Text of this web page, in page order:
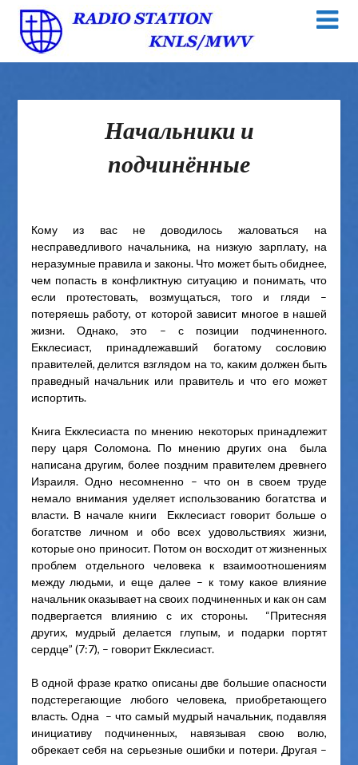
Начальники и
подчинённые
Кому из вас не доводилось жаловаться на
несправедливого начальника, на низкую зарплату, на
неразумные правила и законы. Что может быть обиднее,
чем попасть в конфликтную ситуацию и понимать, что
если протестовать, возмущаться, того и гляди –
потеряешь работу, от которой зависит многое в нашей
жизни. Однако, это – с позиции подчиненного.
Екклесиаст, принадлежавший богатому сословию
правителей, делится взглядом на то, каким должен быть
праведный начальник или правитель и что его может
испортить.
Книга Екклесиаста по мнению некоторых принадлежит
перу царя Соломона. По мнению других она была
написана другим, более поздним правителем древнего
Израиля. Одно несомненно – что он в своем труде
немало внимания уделяет использованию богатства и
власти. В начале книги Екклесиаст говорит больше о
богатстве личном и обо всех удовольствиях жизни,
которые оно приносит. Потом он восходит от жизненных
проблем отдельного человека к взаимоотношениям
между людьми, и еще далее – к тому какое влияние
начальник оказывает на своих подчиненных и как он сам
подвергается влиянию с их стороны. “Притесняя
других, мудрый делается глупым, и подарки портят
сердце” (7:7), – говорит Екклесиаст.
В одной фразе кратко описаны две большие опасности
подстерегающие любого человека, приобретающего
власть. Одна – что самый мудрый начальник, подавляя
инициативу подчиненных, навязывая свою волю,
обрекает себя на серьезные ошибки и потери. Другая –